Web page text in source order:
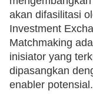
akan difasilitasi
Investment
Matchmaking
inisiator yang
dipasangkan
enabler